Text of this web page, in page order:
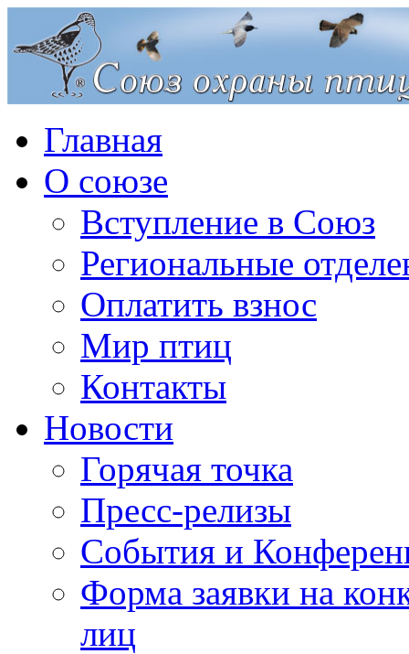
Главная
О союзе
Вступление в Союз
Региональные
Оплатить взнос
Мир птиц
Контакты
Новости
Горячая точка
Пресс-релизы
События и
Форма заявки на
лиц